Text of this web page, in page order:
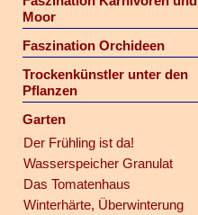
Moor
Faszination Orchideen
Trockenkünstler unter den
Pflanzen
Garten
Der Frühling ist da!
Wasserspeicher Granulat
Das Tomatenhaus
Winterhärte, Überwinterung